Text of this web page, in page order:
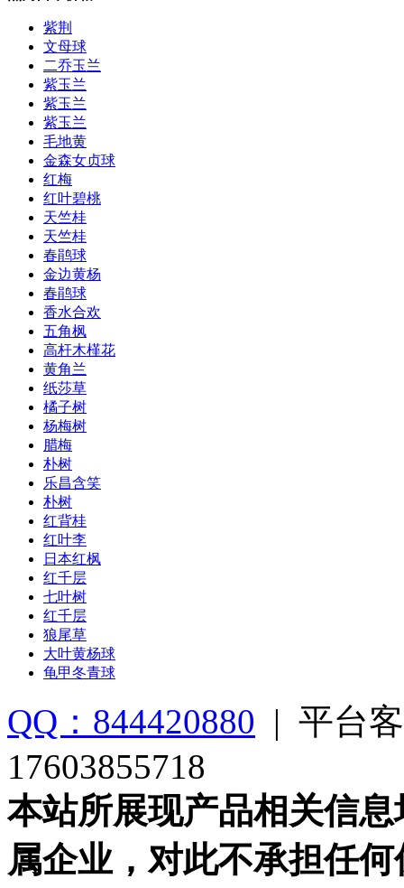
紫荆
文母球
二乔玉兰
紫玉兰
紫玉兰
紫玉兰
毛地黄
金森女贞球
红梅
红叶碧桃
天竺桂
天竺桂
春鹃球
金边黄杨
春鹃球
香水合欢
五角枫
高杆木槿花
黄角兰
纸莎草
橘子树
杨梅树
腊梅
朴树
乐昌含笑
朴树
红背桂
红叶李
日本红枫
红千层
七叶树
红千层
狼尾草
大叶黄杨球
龟甲冬青球
QQ：844420880 | 平台
17603855718
本站所展现产品相关信
属企业，对此不承担任